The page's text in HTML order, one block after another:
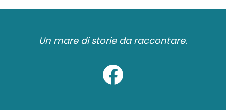
Un mare di storie da raccontare.